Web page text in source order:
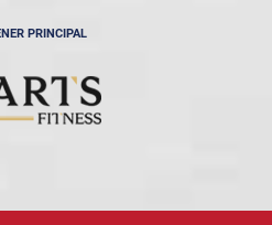
PRINCIPAL